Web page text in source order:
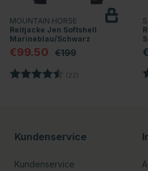
MOUNTAIN HORSE
Reitjacke Jen Softshell
Marineblau/Schwarz
€99.50 €199
Bewertung: (22)
Kundenservice
Kundenservice